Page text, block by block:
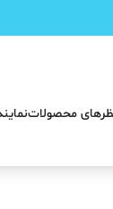
محصولات